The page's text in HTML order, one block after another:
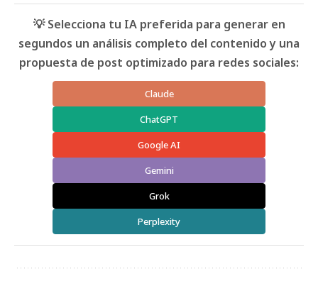
💡 Selecciona tu IA preferida para generar en
segundos un análisis completo del contenido y una
propuesta de post optimizado para redes sociales:
Claude
ChatGPT
Google AI
Gemini
Grok
Perplexity